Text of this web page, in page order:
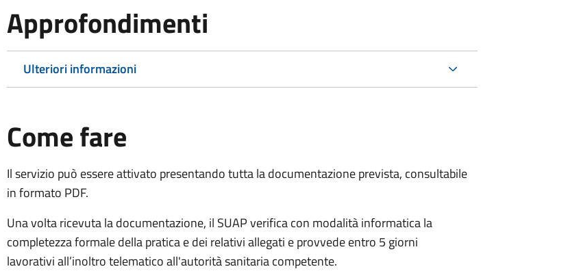
Approfondimenti
Ulteriori informazioni
Come fare
Il servizio può essere attivato presentando tutta la documentazione prevista, consultabile
in formato PDF.
Una volta ricevuta la documentazione, il SUAP verifica con modalità informatica la
completezza formale della pratica e dei relativi allegati e provvede entro 5 giorni
lavorativi all’inoltro telematico all'autorità sanitaria competente.